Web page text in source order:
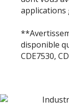
applications
disponible
CDE7530,